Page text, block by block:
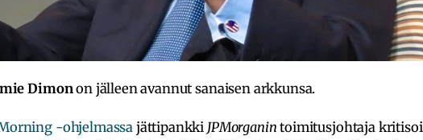
Dimon on jälleen avannut sanaisen arkkunsa.
-ohjelmassa jättipankki JPMorganintoimitusjohtaja kritisoi